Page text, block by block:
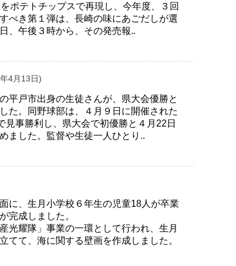
ポテトチップスで再現し、今年度、３回
べき第１弾は、長崎の味にあごだしが選
、午後３時から、その発売報..
4月13日)
平戸市出身の生徒さんが、県大会優勝と
た。同野球部は、４月９日に開催された
事勝利し、県大会で初優勝と４月22日
ました。監督や生徒一人ひとり..
に、生月小学校６年生の児童18人が卒業
完成しました。
光耀隊」事業の一環として行われ、生月
てて、海に関する壁画を作成しました。